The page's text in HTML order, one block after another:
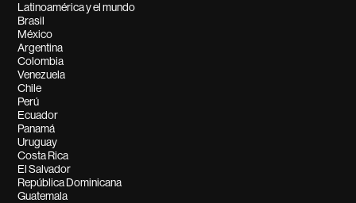
Latinoamérica y el mundo
Brasil
México
Argentina
Colombia
Venezuela
Chile
Perú
Ecuador
Panamá
Uruguay
Costa Rica
El Salvador
República Dominicana
Guatemala